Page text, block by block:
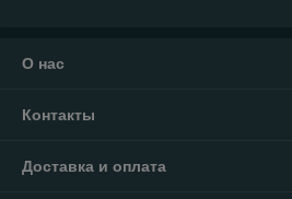
О нас
Контакты
Доставка и оплата